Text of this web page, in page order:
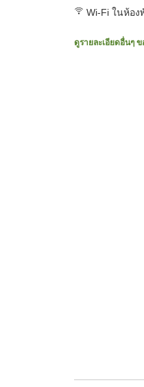
Wi-Fi ในห้อง
ดูรายละเอียดอื่นๆ